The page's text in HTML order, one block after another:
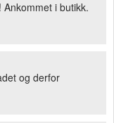
i butikk.
og derfor